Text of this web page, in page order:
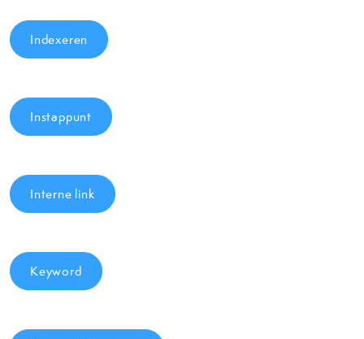
Indexeren
Instappunt
Interne link
Keyword